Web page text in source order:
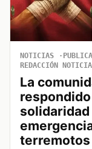
NOTICIAS
REDACCIÓN
La